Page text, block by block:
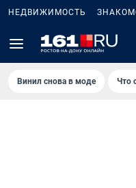
НЕДВИЖИМОСТЬ
Винил снова в моде Что